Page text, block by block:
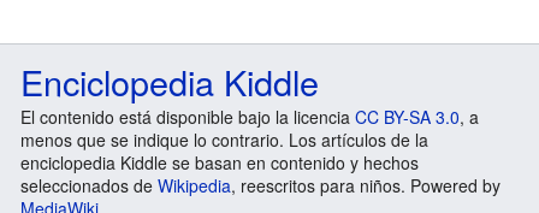
Enciclopedia Kiddle
El contenido está disponible bajo la licencia CC BY-SA 3.0, a
menos que se indique lo contrario. Los artículos de la
enciclopedia Kiddle se basan en contenido y hechos
seleccionados de Wikipedia, reescritos para niños. Powered by
MediaWiki